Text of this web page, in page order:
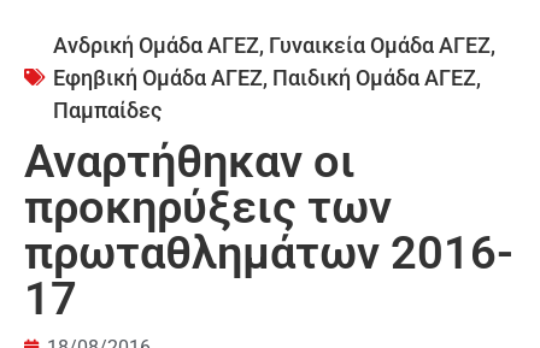
Ανδρική Ομάδα ΑΓΕΖ, Γυναικεία Ομάδα ΑΓΕΖ,
Εφηβική Ομάδα ΑΓΕΖ, Παιδική Ομάδα ΑΓΕΖ,
Παμπαίδες
Αναρτήθηκαν οι
προκηρύξεις των
πρωταθλημάτων 2016-
17